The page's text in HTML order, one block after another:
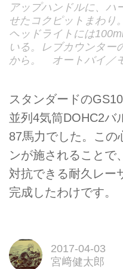
アップハンドルに、ハ
せたコクピットまわり
ヘッドライトには
いる。レブカウンター
から。 オートバイ／
スタンダードの
並列4気筒DOHC2バ
87馬力でした。この
ンが施されることで
対抗できる耐久レー
完成したわけです。
2017-04-03
宮﨑健太郎